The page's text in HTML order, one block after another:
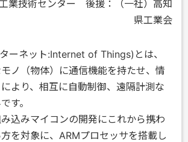
業技術センター 後援：（一社）高知
県工業会
ーネット:Internet of Things)とは、
ノ（物体）に通信機能を持たせ、情
より、相互に自動制御、遠隔計測な
す。
込みマイコンの開発にこれから携わ
を対象に、ARMプロセッサを搭載し